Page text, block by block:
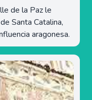
de la Paz le
Santa Catalina,
aragonesa.